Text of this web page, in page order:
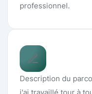
professionnel.
Description du